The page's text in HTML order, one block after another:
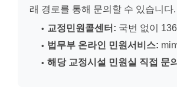
래 경로를 통해 문의할 수 있습니다.
교정민원콜센터: 국번 없이
법무부 온라인 민원서비스:
해당 교정시설 민원실 직접 문의